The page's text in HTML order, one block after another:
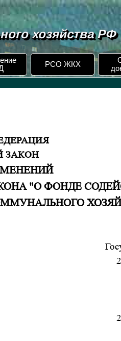
РСО ЖКХ
хозяйства РФ
ЗАКОН
"О ФОНДЕ